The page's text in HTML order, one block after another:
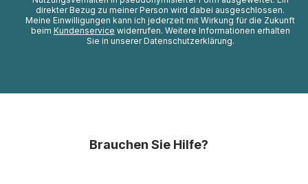
direkter Bezug zu meiner Person wird dabei ausgeschlossen.
Meine Einwilligungen kann ich jederzeit mit Wirkung für die Zukunft
beim Kundenservice widerrufen. Weitere Informationen erhalten
Sie in unserer Datenschutzerklärung.
Brauchen Sie Hilfe?